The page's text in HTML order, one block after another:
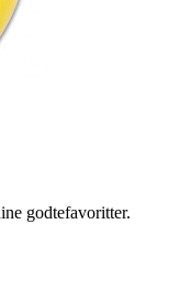
godtefavoritter.